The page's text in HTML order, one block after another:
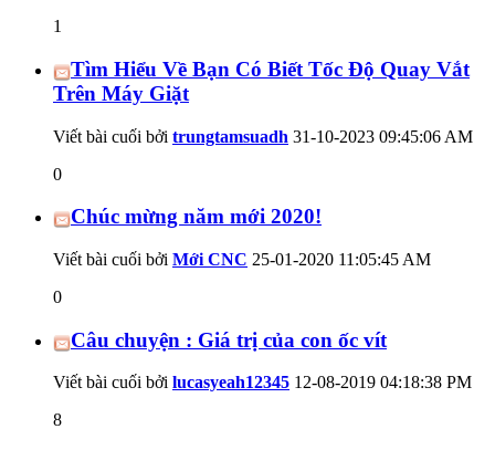
1
Tìm Hiểu Về Bạn Có Biết Tốc Độ Quay Vắt
Trên Máy Giặt
Viết bài cuối bởi trungtamsuadh 31-10-2023 09:45:06 AM
0
Chúc mừng năm mới 2020!
Viết bài cuối bởi Mới CNC 25-01-2020 11:05:45 AM
0
Câu chuyện : Giá trị của con ốc vít
Viết bài cuối bởi lucasyeah12345 12-08-2019 04:18:38 PM
8